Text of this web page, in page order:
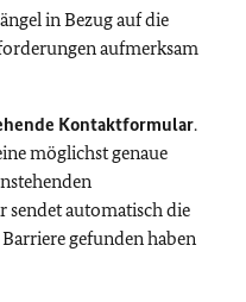
in Bezug auf die
aufmerksam
Kontaktformular.
möglichst genaue
automatisch die
Barriere gefunden haben